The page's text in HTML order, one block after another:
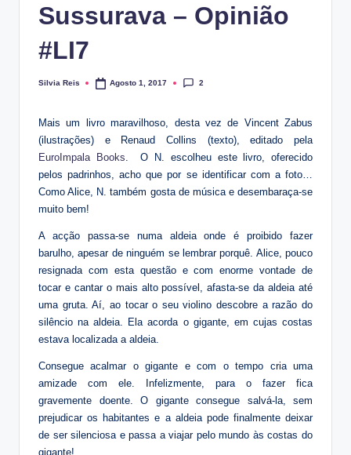
Sussurava – Opinião
#LI7
Posted
Silvia Reis Agosto 1, 2017 2
Mais um livro maravilhoso, desta vez de Vincent Zabus
(ilustrações) e Renaud Collins (texto), editado pela
EuroImpala Books . O N. escolheu este livro, oferecido
pelos padrinhos, acho que por se identificar com a foto…
Como Alice, N. também gosta de música e desembaraça-se
muito bem!
A acção passa-se numa aldeia onde é proibido fazer
barulho, apesar de ninguém se lembrar porquê. Alice, pouco
resignada com esta questão e com enorme vontade de
tocar e cantar o mais alto possível, afasta-se da aldeia até
uma gruta. Aí, ao tocar o seu violino descobre a razão do
silêncio na aldeia. Ela acorda o gigante, em cujas costas
estava localizada a aldeia.
Consegue acalmar o gigante e com o tempo cria uma
amizade com ele. Infelizmente, para o fazer fica
gravemente doente. O gigante consegue salvá-la, sem
prejudicar os habitantes e a aldeia pode finalmente deixar
de ser silenciosa e passa a viajar pelo mundo às costas do
gigante!